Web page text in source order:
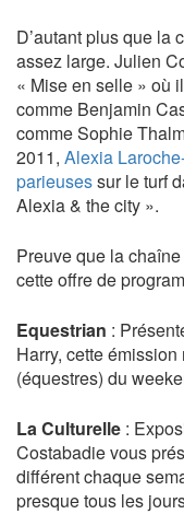
D’autant plus que la
assez large. Julien
« Mise en selle » où
comme Benjamin
comme Sophie
2011, Alexia
parieusessur le turf
Alexia & the city ».
Preuve que la
cette offre de
Equestrian :
Harry, cette
(équestres) du
La Culturelle :
Costabadie vous
différent chaque
presque tous les